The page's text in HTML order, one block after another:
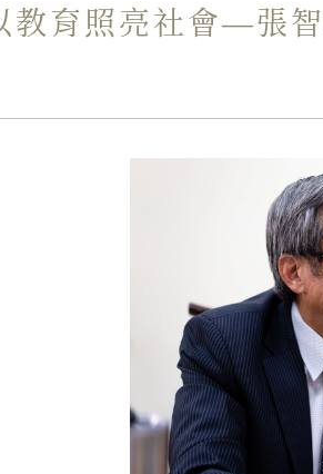
教育照亮社會—張